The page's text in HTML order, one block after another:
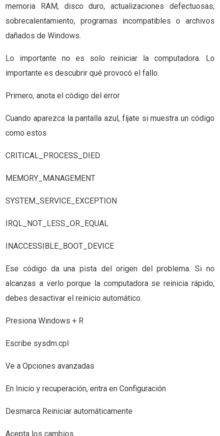
memoria RAM, disco duro, actualizaciones defectuosas,
sobrecalentamiento, programas incompatibles o archivos
dañados de Windows.
Lo importante no es solo reiniciar la computadora. Lo
importante es descubrir qué provocó el fallo.
Primero, anota el código del error
Cuando aparezca la pantalla azul, fíjate si muestra un código
como estos
CRITICAL_PROCESS_DIED
MEMORY_MANAGEMENT
SYSTEM_SERVICE_EXCEPTION
IRQL_NOT_LESS_OR_EQUAL
INACCESSIBLE_BOOT_DEVICE
Ese código da una pista del origen del problema. Si no
alcanzas a verlo porque la computadora se reinicia rápido,
debes desactivar el reinicio automático.
Presiona Windows + R
Escribe sysdm.cpl
Ve a Opciones avanzadas
En Inicio y recuperación, entra en Configuración
Desmarca Reiniciar automáticamente
Acepta los cambios